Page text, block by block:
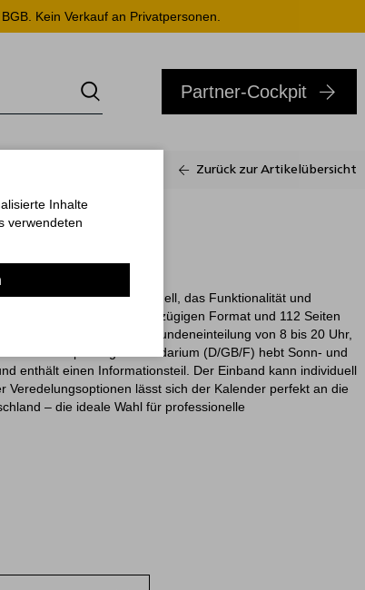
Kein Verkauf an Privatpersonen.
Partner-Cockpit
Zurück zur Artikelübersicht
vielseitiges Einstiegsmodell, das Funktionalität und
Mit einem großzügigen Format und 112 Seiten
zwei Seiten, inklusive Stundeneinteilung von 8 bis 20 Uhr,
deutschsprachige Kalendarium (D/GB/F) hebt Sonn- und
enthält einen Informationsteil. Der Einband kann individuell
Veredelungsoptionen lässt sich der Kalender perfekt an die
– die ideale Wahl für professionelle
Inhalte
verwendeten